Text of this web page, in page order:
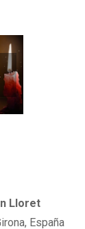
Lloret
España